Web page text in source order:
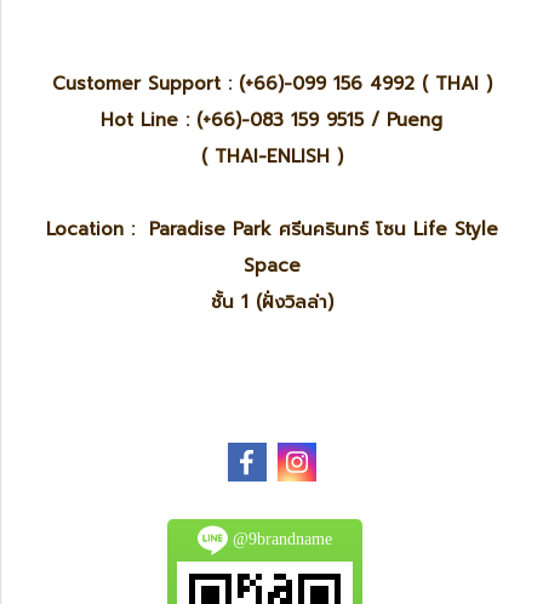
Customer Support : (+66)-099 156 4992 ( THAI )
Hot Line : (+66)-083 159 9515 / Pueng
( THAI-ENLISH )
Location : Paradise Park ศรีนครินทร์ โซน Life Style
Space
ชั้น 1 (ฝั่งวิลล่า)
@9brandname